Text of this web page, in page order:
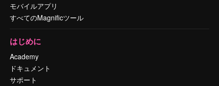
モバイルアプリ
すべてのMagnificツール
はじめに
Academy
ドキュメント
サポート